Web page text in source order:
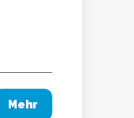
Mehr